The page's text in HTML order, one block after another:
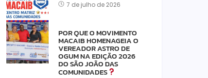
7 de julho de 2026
POR QUE O MOVIMENTO
MACAIB HOMENAGEIA O
VEREADOR ASTRO DE
OGUM NA EDIÇÃO 2026
DO SÃO JOÃO DAS
COMUNIDADES